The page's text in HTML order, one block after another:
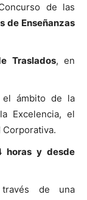
de las
de Enseñanzas
Traslados, en
ámbito de la
Excelencia, el
Corporativa.
horas y desde
de una